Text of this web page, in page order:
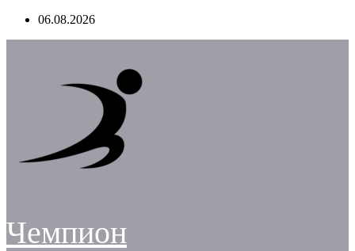
Перейти06.08.2026
Чемпион